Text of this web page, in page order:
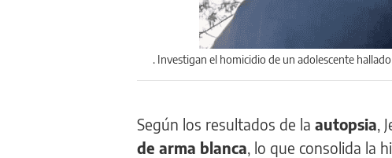
. Investigan el homicidio de un adolescente
Según los resultados de la autopsia,
de arma blanca, lo que consolida la